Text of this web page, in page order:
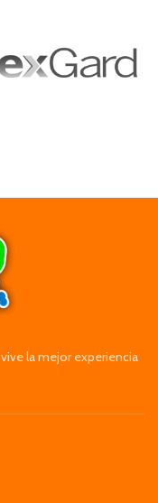
la mejor experiencia